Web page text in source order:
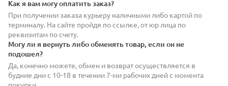
Как я вам могу оплатить заказ?
При получении заказа курьеру наличными либо картой по
терминалу. На сайте пройдя по ссылке, от юр лица по
реквизитам по счету.
Могу ли я вернуть либо обменять товар, если он не
подошел?
Да, конечно можете, обмен и возврат осуществляется в
будние дни с 10-18 в течении 7-ми рабочих дней с момента